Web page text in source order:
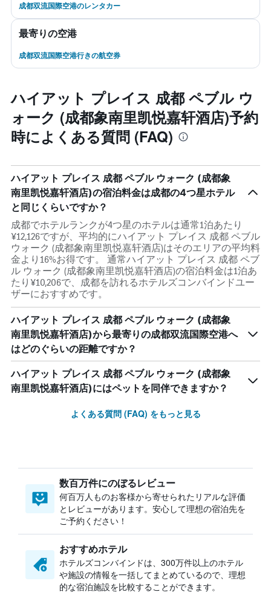
成都双流国際空港のレンタカー
最寄りの空港
成都双流国際空港行きの航空券
ハイアット プレイス 成都 ペブル ウ
ォーク (成都象南里凯悦嘉轩酒店)予約
時によくある質問 (FAQ)
ハイアット プレイス 成都 ペブル ウォーク (成都象
南里凯悦嘉轩酒店)の宿泊料金は成都の4つ星ホテル
と同じくらいですか？
成都でホテルランクが4つ星のホテルは通常1泊あたり
¥12,126ですが、平均的にハイアット プレイス 成都 ペブル
ウォーク (成都象南里凯悦嘉轩酒店)はそのエリアの平均料
金より16%お得です。 通常ハイアット プレイス 成都 ペブ
ル ウォーク (成都象南里凯悦嘉轩酒店)の宿泊料金は1泊あ
たり¥10,206で、成都を訪れるホテルズコンバインドユー
ザーにおすすめです。
ハイアット プレイス 成都 ペブル ウォーク (成都象
南里凯悦嘉轩酒店)から最寄りの成都双流国際空港へ
はどのぐらいの距離ですか？
ハイアット プレイス 成都 ペブル ウォーク (成都象
南里凯悦嘉轩酒店)にはペットを同伴できますか？
よくある質問 (FAQ) をもっと見る
数百万件にのぼるレビュー
何百万人ものお客様から寄せられたリアルな評価
とレビューがあります。安心して理想の宿泊先を
ご予約ください！
おすすめホテル
ホテルズコンバインドは、300万件以上のホテル
や施設の情報を一括してまとめているので、理想
的な宿泊施設を比較することができます。